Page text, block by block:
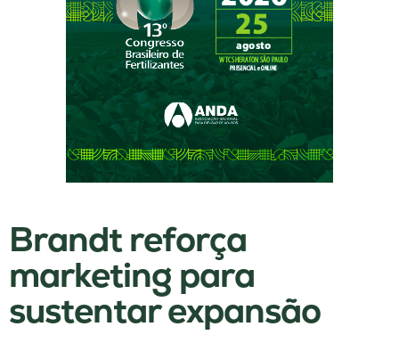
Brandt reforça
marketing para
sustentar expansão